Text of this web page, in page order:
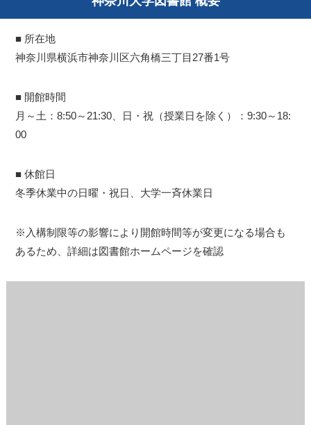
■ 所在地
神奈川県横浜市神奈川区六角橋三丁目27番1号
■ 開館時間
月～土：8:50～21:30、日・祝（授業日を除く）：9:30～18:
00
■ 休館日
冬季休業中の日曜・祝日、大学一斉休業日
※入構制限等の影響により開館時間等が変更になる場合も
あるため、詳細は図書館ホームページを確認